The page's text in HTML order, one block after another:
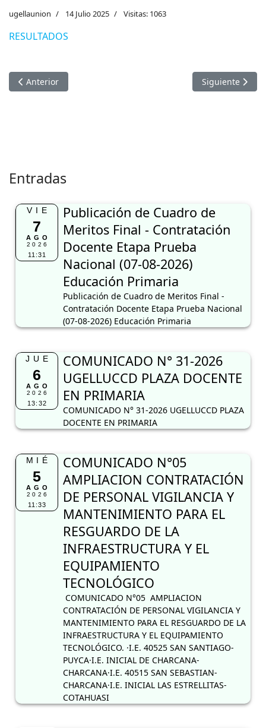
ugellaunion 14 Julio 2025 Visitas: 1063
RESULTADOS
Artículo anterior: Campaña comunicacional en Gestión de
Anterior Artículo
Siguiente
Entradas
VIE
7
AGO
2026
11:31
Publicación de Cuadro de
Meritos Final - Contratación
Docente Etapa Prueba
Nacional (07-08-2026)
Educación Primaria
Publicación de Cuadro de Meritos Final -
Contratación Docente Etapa Prueba Nacional
(07-08-2026) Educación Primaria
JUE
6
AGO
2026
13:32
COMUNICADO N° 31-2026
UGELLUCCD PLAZA DOCENTE
EN PRIMARIA
COMUNICADO N° 31-2026 UGELLUCCD PLAZA
DOCENTE EN PRIMARIA
MIÉ
5
AGO
2026
11:33
COMUNICADO N°05
AMPLIACION CONTRATACIÓN
DE PERSONAL VIGILANCIA Y
MANTENIMIENTO PARA EL
RESGUARDO DE LA
INFRAESTRUCTURA Y EL
EQUIPAMIENTO
TECNOLÓGICO
COMUNICADO N°05 AMPLIACION
CONTRATACIÓN DE PERSONAL VIGILANCIA Y
MANTENIMIENTO PARA EL RESGUARDO DE LA
INFRAESTRUCTURA Y EL EQUIPAMIENTO
TECNOLÓGICO. ·I.E. 40525 SAN SANTIAGO-
PUYCA·I.E. INICIAL DE CHARCANA-
CHARCANA·I.E. 40515 SAN SEBASTIAN-
CHARCANA·I.E. INICIAL LAS ESTRELLITAS-
COTAHUASI